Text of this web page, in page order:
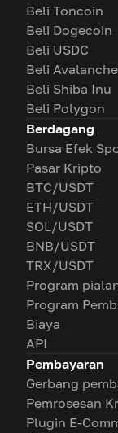
Beli Toncoin
Beli Dogecoin
Beli USDC
Beli Avalanche
Beli Shiba Inu
Beli Polygon
Berdagang
Bursa Efek
Pasar Kripto
BTC/USDT
ETH/USDT
SOL/USDT
BNB/USDT
TRX/USDT
Program
Program
Biaya
API
Pembayaran
Gerbang
Pemrosesan
Plugin E-